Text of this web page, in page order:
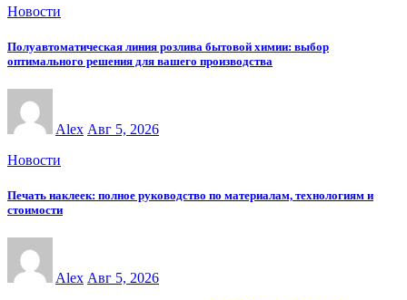
Новости
Полуавтоматическая линия розлива бытовой химии: выбор
оптимального решения для вашего производства
Alex Авг 5, 2026
Новости
Печать наклеек: полное руководство по материалам, технологиям и
стоимости
Alex Авг 5, 2026